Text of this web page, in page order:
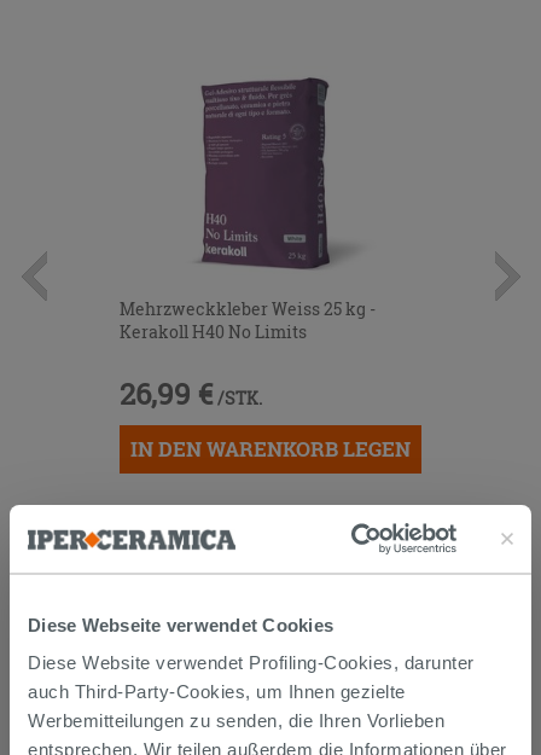
Diese Webseite verwendet Cookies
Diese Website verwendet Profiling-Cookies, darunter
auch Third-Party-Cookies, um Ihnen gezielte
Werbemitteilungen zu senden, die Ihren Vorlieben
entsprechen. Wir teilen außerdem die Informationen über
Mehrzweckkleber Weiss 25 kg -
Kerakoll H40 No Limits
26,99 € /STK.
IN DEN WARENKORB LEGEN
Versand